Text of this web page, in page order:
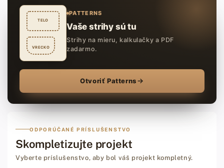
TELO
VRECKO
PATTERNS
Vaše strihy sú tu
Strihy na mieru, kalkulačky a PDF
zadarmo.
Otvoriť Patterns
ODPORÚČANÉ PRÍSLUŠENSTVO
Skompletizujte projekt
Vyberte príslušenstvo, aby bol váš projekt kompletný.